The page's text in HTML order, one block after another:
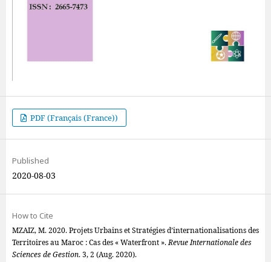
PDF (Français (France))
Published
2020-08-03
How to Cite
MZAIZ, M. 2020. Projets Urbains et Stratégies d’internationalisations des
Territoires au Maroc : Cas des « Waterfront ».Revue Internationale des
Sciences de Gestion. 3, 2 (Aug. 2020).